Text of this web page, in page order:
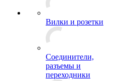
Вилки и розетки
Соединители,
разъемы и
переходники